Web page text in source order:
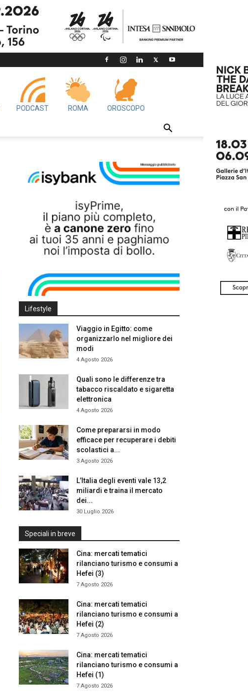
PODCAST ROMA OROSCOPO
Lifestyle
Viaggio in Egitto: come
organizzarlo nel migliore dei
modi
4 Agosto 2026
Quali sono le differenze tra
tabacco riscaldato e sigaretta
elettronica
4 Agosto 2026
Come prepararsi in modo
efficace per recuperare i debiti
scolastici a...
3 Agosto 2026
L’Italia degli eventi vale 13,2
miliardi e traina il mercato
dei...
30 Luglio 2026
Speciali in breve
Cina: mercati tematici
rilanciano turismo e consumi a
Hefei (3)
7 Agosto 2026
Cina: mercati tematici
rilanciano turismo e consumi a
Hefei (2)
7 Agosto 2026
Cina: mercati tematici
rilanciano turismo e consumi a
Hefei (1)
7 Agosto 2026